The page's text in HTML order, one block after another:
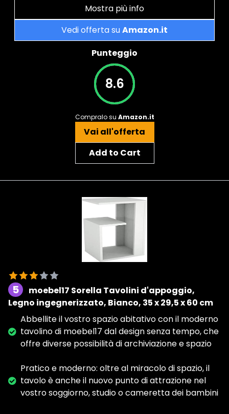
Mostra più info
Vedi offerta suAmazon.it
Punteggio
8.6
Compralo su Amazon.it
Vai all'offerta
Add to Cart
5
moebel17 Sorella Tavolini d'appoggio,
Legno ingegnerizzato, Bianco, 35 x 29,5 x 60 cm
Abbellite il vostro spazio abitativo con il moderno
tavolino di moebel17 dal design senza tempo, che
offre diverse possibilità di archiviazione e spazio
Pratico e moderno: oltre al miracolo di spazio, il
tavolo è anche il nuovo punto di attrazione nel
vostro soggiorno, studio o cameretta dei bambini